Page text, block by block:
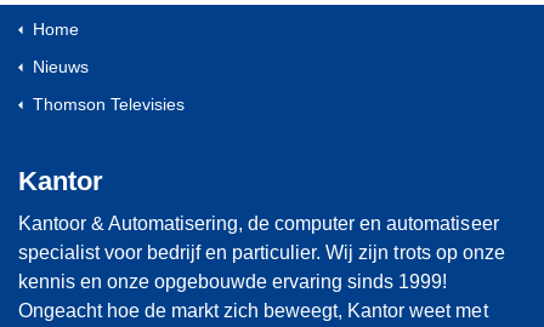
Home
Nieuws
Thomson Televisies
Kantor
Kantoor & Automatisering, de computer en automatiseer
specialist voor bedrijf en particulier. Wij zijn trots op onze
kennis en onze opgebouwde ervaring sinds 1999!
Ongeacht hoe de markt zich beweegt, Kantor weet met